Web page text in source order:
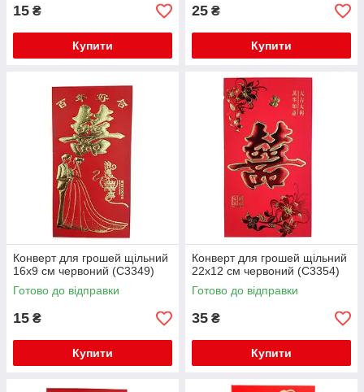
15 ₴
Купити
25 ₴
Купити
Конверт для грошей щільний
16х9 см червоний (C3349)
Готово до відправки
15 ₴
Купити
Конверт для грошей щільний
22х12 см червоний (C3354)
Готово до відправки
35 ₴
Купити